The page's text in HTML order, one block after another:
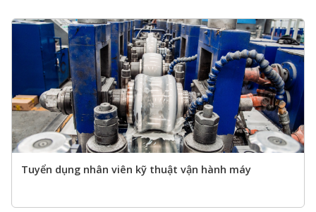
Tuyển dụng nhân viên kỹ thuật vận hành máy